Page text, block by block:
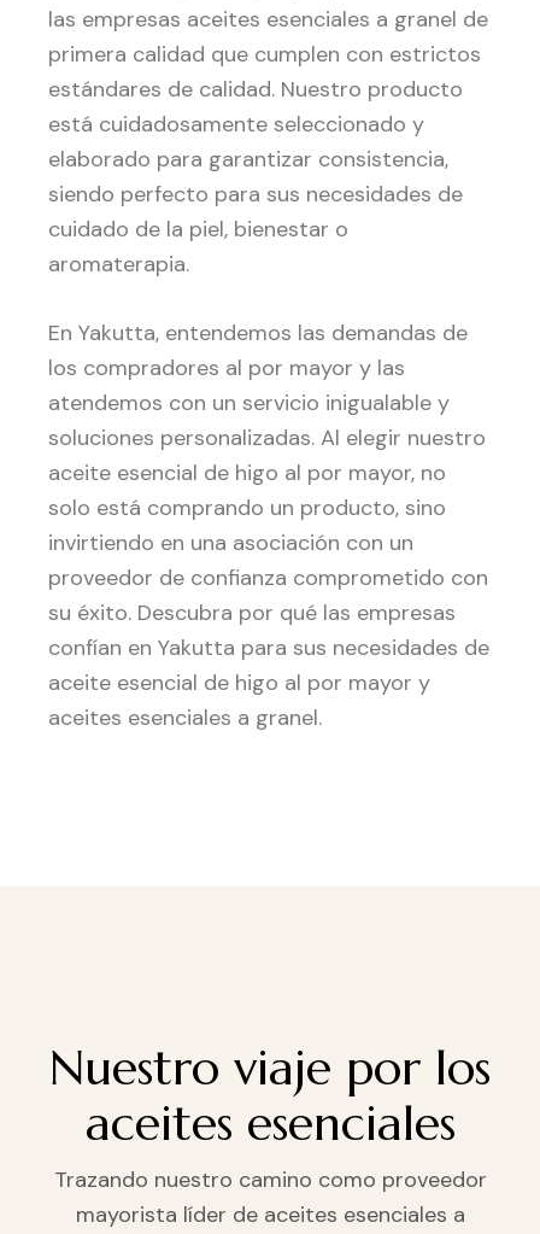
las empresas aceites esenciales a granel de
primera calidad que cumplen con estrictos
estándares de calidad. Nuestro producto
está cuidadosamente seleccionado y
elaborado para garantizar consistencia,
siendo perfecto para sus necesidades de
cuidado de la piel, bienestar o
aromaterapia.
En Yakutta, entendemos las demandas de
los compradores al por mayor y las
atendemos con un servicio inigualable y
soluciones personalizadas. Al elegir nuestro
aceite esencial de higo al por mayor, no
solo está comprando un producto, sino
invirtiendo en una asociación con un
proveedor de confianza comprometido con
su éxito. Descubra por qué las empresas
confían en Yakutta para sus necesidades de
aceite esencial de higo al por mayor y
aceites esenciales a granel.
Nuestro viaje por los
aceites esenciales
Trazando nuestro camino como proveedor
mayorista líder de aceites esenciales a